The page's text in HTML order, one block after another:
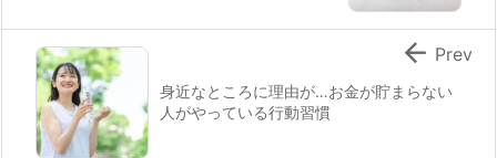
身近なところに理由が…お金が貯まらない
人がやっている行動習慣
 Prev